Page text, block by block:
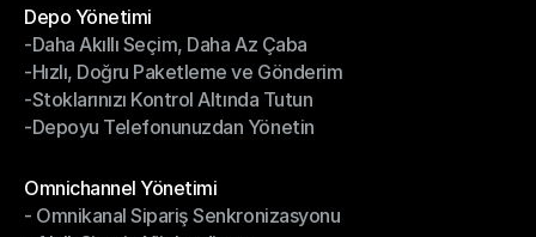
Depo Yönetimi
Depo Yönetimi
-Daha Akıllı Seçim, Daha Az Çaba
-Daha Akıllı Seçim, Daha Az Çaba
-Hızlı, Doğru Paketleme ve Gönderim
-Hızlı, Doğru Paketleme ve Gönderim
-Stoklarınızı Kontrol Altında Tutun
-Stoklarınızı Kontrol Altında Tutun
-Depoyu Telefonunuzdan Yönetin
Omnichannel Yönetimi
Omnichannel Yönetimi
- Omnikanal Sipariş Senkronizasyonu